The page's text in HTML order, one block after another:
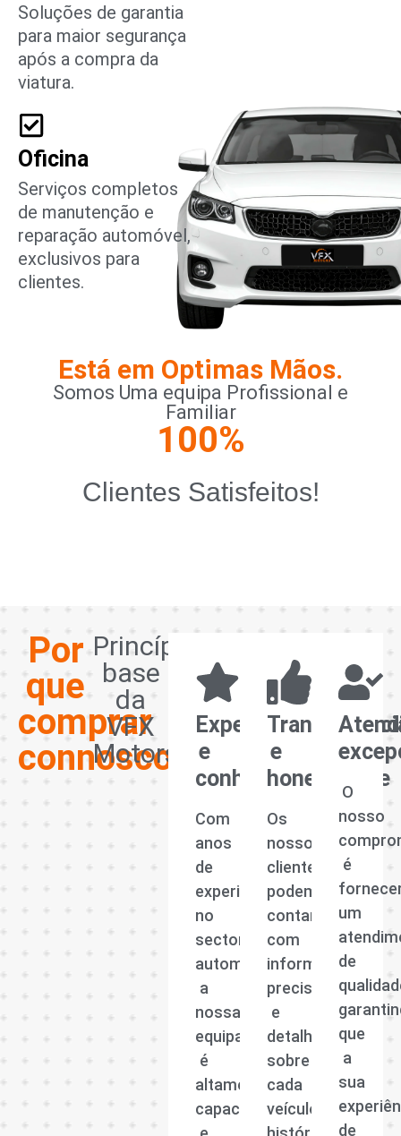
Soluções de garantia
para maior segurança
após a compra da
viatura.
Oficina
Serviços completos
de manutenção e
reparação automóvel,
exclusivos para
clientes.
Está em Optimas Mãos.
Somos Uma equipa Profissional e
Familiar
Clientes Satisfeitos!
100%
Por
que
comprar
connosco?
Princípios
base
da
VFX
Motors
Experiência
e
conhecimento
Com
anos
de
experiência
no
sector
automóvel,
a
nossa
equipa
é
altamente
capacitada
e
honestidade
Os
nossos
clientes
podem
contar
com
informações
precisas
e
detalhadas
sobre
cada
veículo,
O
nosso
é
um
de
que
a
sua
de